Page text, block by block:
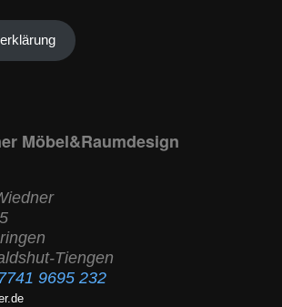
Möbel&Raumdesign
Tiengen
9695 232